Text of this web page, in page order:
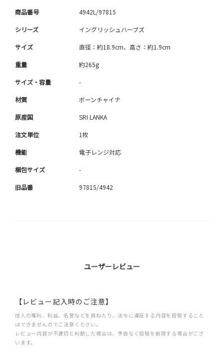
商品番号 4942L/97815
シリーズ イングリッシュハーブズ
サイズ 直径：約18.9cm、高さ：約1.9cm
重量 約265g
サイズ・容量 -
材質 ボーンチャイナ
原産国 SRI LANKA
注文単位 1枚
機能 電子レンジ対応
梱包サイズ -
旧品番 97815/4942
ユーザーレビュー
【レビュー記入時のご注意】
他人の権利、利益、名誉などを損ねたり、法令に違反する内容を投稿すること
はできませんのでご注意ください。
レビュー内容が不適切と判断した場合は、予告なく投稿を削除する場合がござ
います。